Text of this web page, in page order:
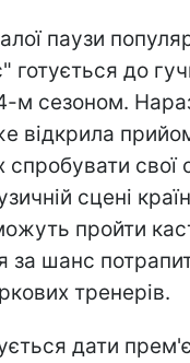
паузи
готується до
м сезоном.
відкрила
спробувати свої
сцені
пройти
за шанс
тренерів.
дати